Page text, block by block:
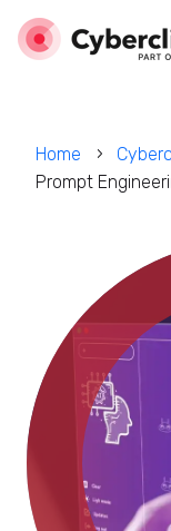
Home
Prompt